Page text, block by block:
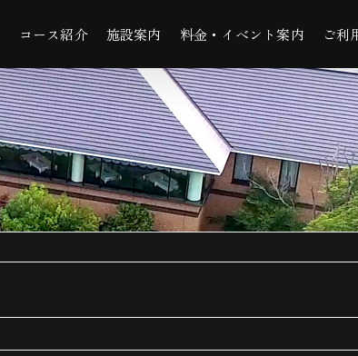
コース紹介 施設案内 料金・イベント案内 ご利